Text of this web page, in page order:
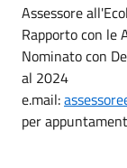
Assessore
Rapporto con le
Nominato con
al 2024
e.mail:
per